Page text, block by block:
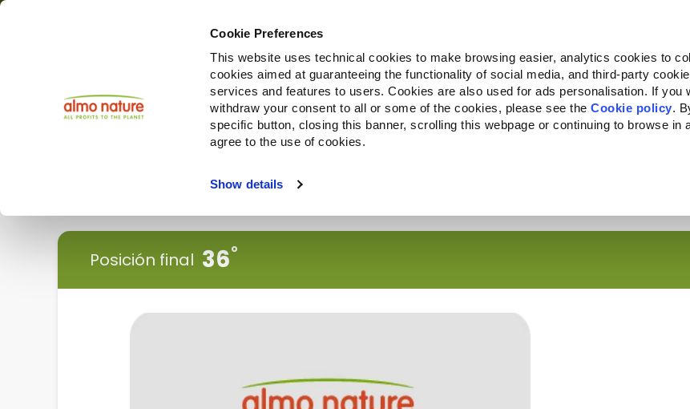
Cookie Preferences
This website uses technical cookies to make browsing easier, analytics cookies to
cookies aimed at guaranteeing the functionality of social media, and third-party
services and features to users. Cookies are also used for ads personalisation. If you
withdraw your consent to all or some of the cookies, please see theCookie policy.
specific button, closing this banner, scrolling this webpage or continuing to browse in
agree to the use of cookies.
Show details
Productos Companion for Life Convocatoria Quiénes
Choose another country or region to see content specific to your location.
Posición final 36